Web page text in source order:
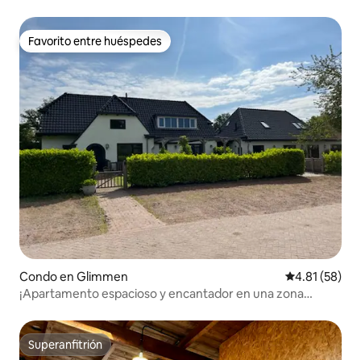
Favorito entre huéspedes
Favorito entre huéspedes
Condo en Glimmen Calificación
4.81 (58)
¡Apartamento espacioso y encantador en una zona
Superanfitrión
Superanfitrión